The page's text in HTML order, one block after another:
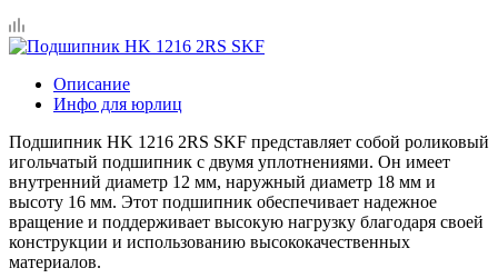
Описание
Инфо для юрлиц
Подшипник HK 1216 2RS SKF представляет собой роликовый
игольчатый подшипник с двумя уплотнениями. Он имеет
внутренний диаметр 12 мм, наружный диаметр 18 мм и
высоту 16 мм. Этот подшипник обеспечивает надежное
вращение и поддерживает высокую нагрузку благодаря своей
конструкции и использованию высококачественных
материалов.